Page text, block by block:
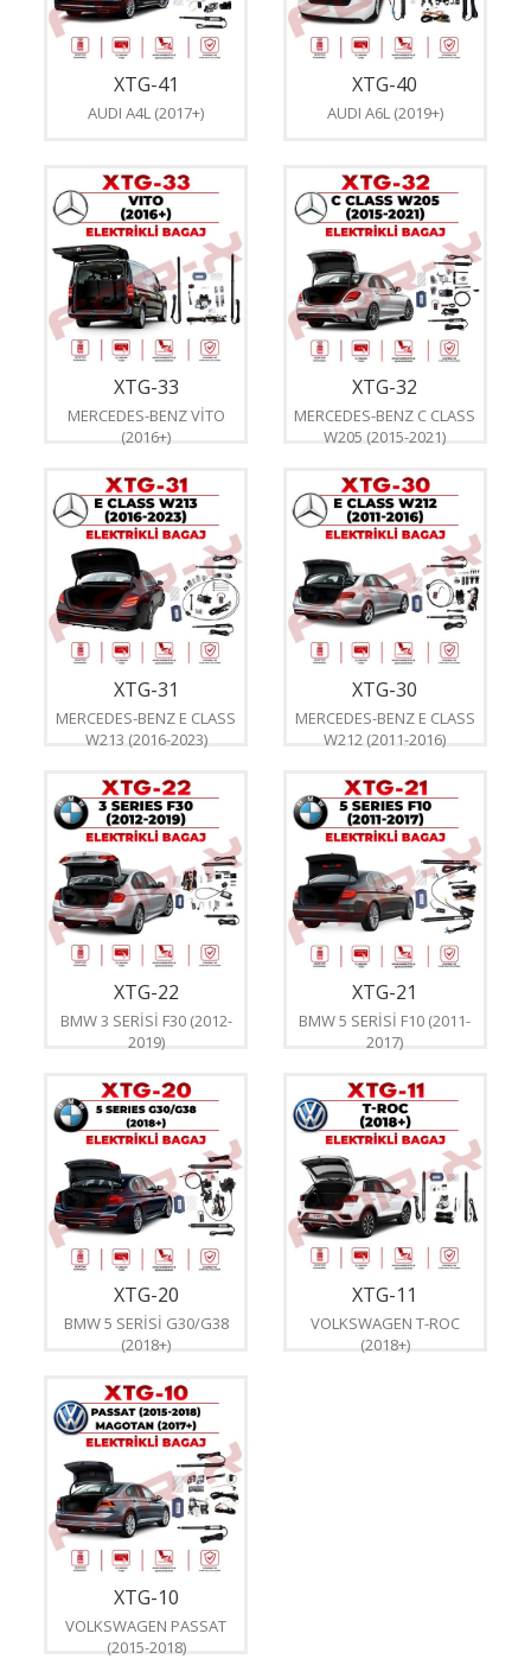
XTG-41
AUDI A4L (2017+)
XTG-40
AUDI A6L (2019+)
XTG-33
MERCEDES-BENZ VİTO
(2016+)
XTG-32
MERCEDES-BENZ C CLASS
W205 (2015-2021)
XTG-31
MERCEDES-BENZ E CLASS
W213 (2016-2023)
XTG-30
MERCEDES-BENZ E CLASS
W212 (2011-2016)
XTG-22
BMW 3 SERİSİ F30 (2012-
2019)
XTG-21
BMW 5 SERİSİ F10 (2011-
2017)
XTG-20
BMW 5 SERİSİ G30/G38
(2018+)
XTG-11
VOLKSWAGEN T-ROC
(2018+)
XTG-10
VOLKSWAGEN PASSAT
(2015-2018)